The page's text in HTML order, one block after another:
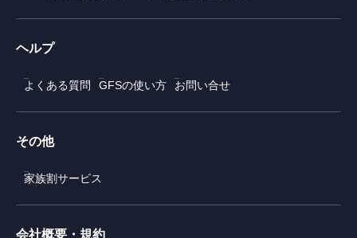
ヘルプ
よくある質問 GFSの使い方 お問い合せ
その他
家族割サービス
会社概要・規約